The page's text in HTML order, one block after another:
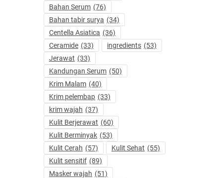
Bahan Serum (76)
Bahan tabir surya (34)
Centella Asiatica (36)
Ceramide (33) ingredients (53)
Jerawat (33)
Kandungan Serum (50)
Krim Malam (40)
Krim pelembap (33)
krim wajah (37)
Kulit Berjerawat (60)
Kulit Berminyak (53)
Kulit Cerah (57) Kulit Sehat (55)
Kulit sensitif (89)
Masker wajah (51)